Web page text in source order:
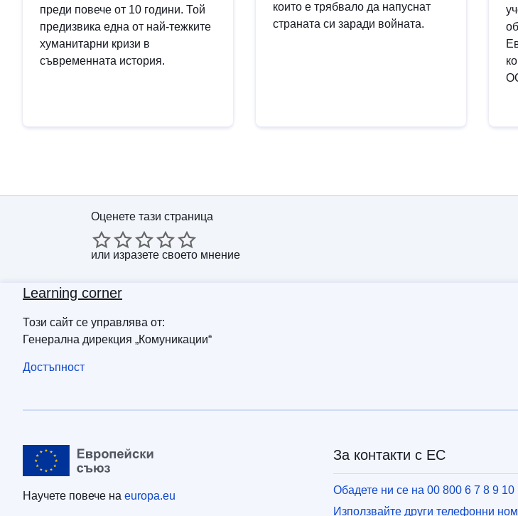
преди повече от 10 години. Той
предизвика една от най-тежките
хуманитарни кризи в
съвременната история.
които е трябвало да напуснат
страната си заради войната.
Оценете тази страница
или изразете своето мнение
Learning corner
Този сайт се управлява от:
Генерална дирекция „Комуникации“
Достъпност
Научете повече на europa.eu
За контакти с ЕС
Обадете ни се на 00 800 6 7 8 9 10
Използвайте други телефонни